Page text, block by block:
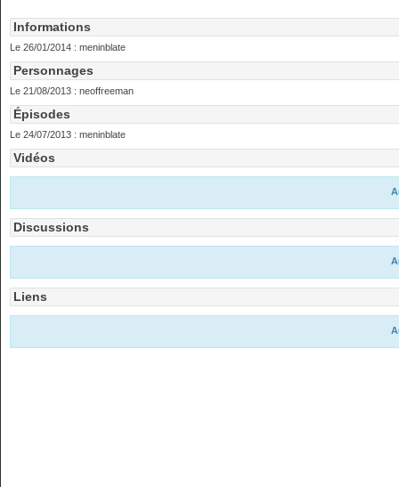
Informations
Le 26/01/2014 : meninblate
Personnages
Le 21/08/2013 : neoffreeman
Épisodes
Le 24/07/2013 : meninblate
Vidéos
Discussions
Liens